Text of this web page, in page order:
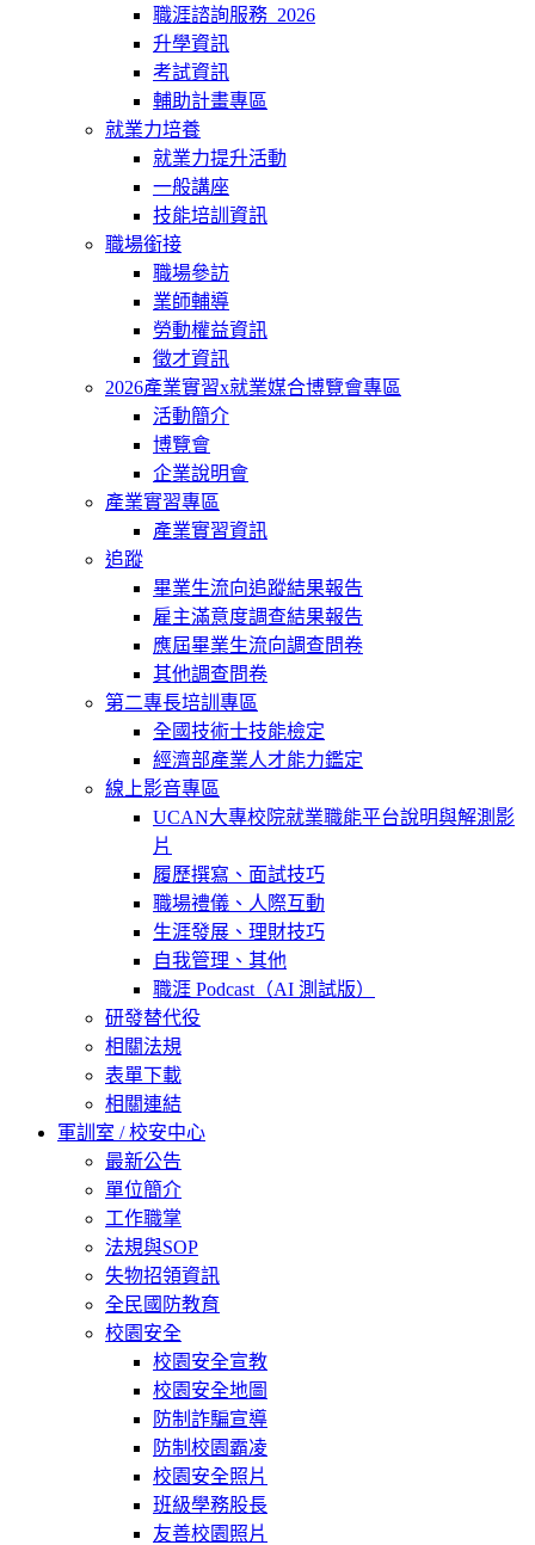
職涯諮詢服務_2026
升學資訊
考試資訊
輔助計畫專區
就業力培養
就業力提升活動
一般講座
技能培訓資訊
職場銜接
職場參訪
業師輔導
勞動權益資訊
徵才資訊
2026產業實習x就業媒合博覽會專區
活動簡介
博覽會
企業說明會
產業實習專區
產業實習資訊
追蹤
畢業生流向追蹤結果報告
雇主滿意度調查結果報告
應屆畢業生流向調查問卷
其他調查問卷
第二專長培訓專區
全國技術士技能檢定
經濟部產業人才能力鑑定
線上影音專區
UCAN大專校院就業職能平台說明與解測影
片
履歷撰寫、面試技巧
職場禮儀、人際互動
生涯發展、理財技巧
自我管理、其他
職涯 Podcast（AI 測試版）
研發替代役
相關法規
表單下載
相關連結
軍訓室 / 校安中心
最新公告
單位簡介
工作職掌
法規與SOP
失物招領資訊
全民國防教育
校園安全
校園安全宣教
校園安全地圖
防制詐騙宣導
防制校園霸凌
校園安全照片
班級學務股長
友善校園照片